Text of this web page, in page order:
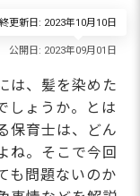
更新日: 2023年10月10日
は、髪を染めた
しょうか。とは
保育士は、どん
ね。そこで今回
も問題ないのか